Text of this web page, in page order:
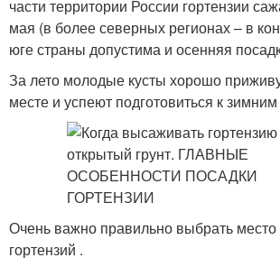
части территории России гортензии
мая (в более северных регионах – в
юге страны допустима и осенняя
За лето молодые кусты хорошо
месте и успеют подготовиться к
Очень важно правильно выбрать место
гортензий .